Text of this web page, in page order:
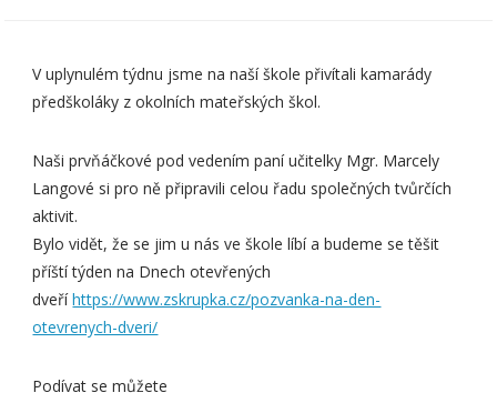
V uplynulém týdnu jsme na naší škole přivítali kamarády
předškoláky z okolních mateřských škol.
Naši prvňáčkové pod vedením paní učitelky Mgr. Marcely
Langové si pro ně připravili celou řadu společných tvůrčích
aktivit.
Bylo vidět, že se jim u nás ve škole líbí a budeme se těšit
příští týden na Dnech otevřených
dveříhttps://www.zskrupka.cz/pozvanka-na-den-
otevrenych-dveri/
Podívat se můžete